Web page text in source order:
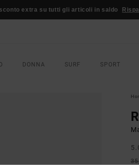
extra su tutti gli articoli in saldo
DONNA SURF SPORT